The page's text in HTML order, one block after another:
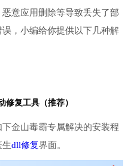
意应用删除等导致丢失了部
，小编给你提供以下几种解
修复工具（推荐）
金山毒霸专属解决的安装程
生dll修复界面。